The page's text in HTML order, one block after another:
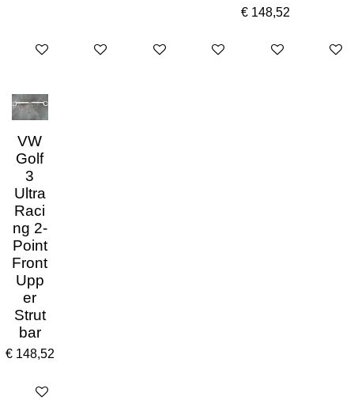
In winkelwagenIn winkelwagenIn winkelwagenIn winkelwagen
€ 148,52
In winkelwagen
In
VW
Golf
3
Ultra
Raci
ng 2-
Point
Front
Upp
er
Strut
bar
€ 148,52
In winkelwagen